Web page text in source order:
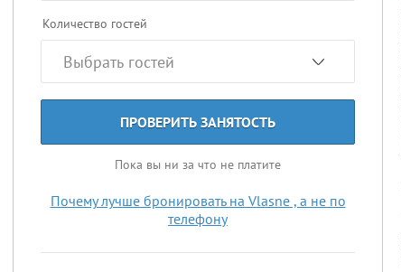
Количество гостей
ПРОВЕРИТЬ ЗАНЯТОСТЬ
Пока вы ни за что не платите
Почему лучше бронировать на Vlasne , а не по
телефону